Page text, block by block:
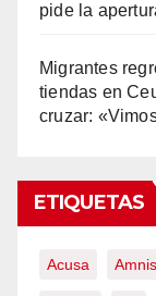
pide la
Migrantes
tiendas en
cruzar:
ETIQUETAS
Acusa